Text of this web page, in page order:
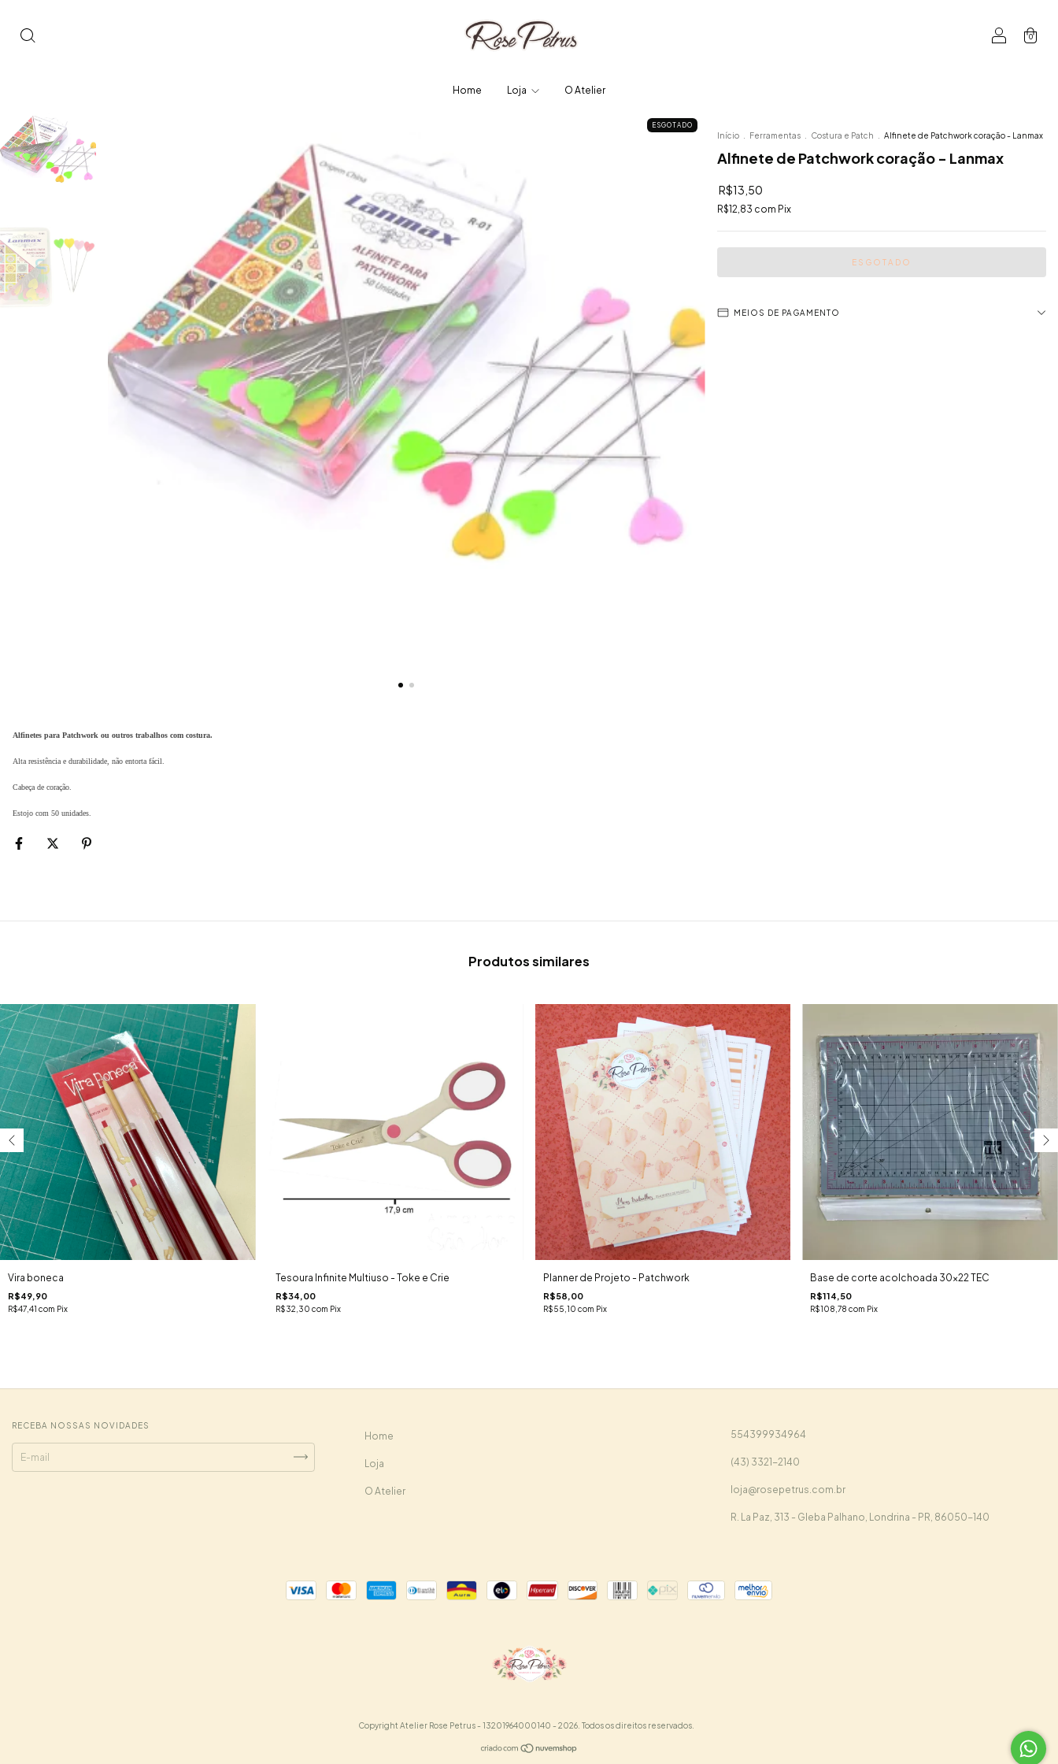
0
Home Loja O Atelier
ESGOTADO
Início Ferramentas Costura e Patch Alfinete de Patchwork coração - Lanmax
Alfinete de Patchwork coração - Lanmax
R$13,50
R$12,83 com Pix
MEIOS DE PAGAMENTO
Alfinetes para Patchwork ou outros trabalhos com costura.
Alta resistência e durabilidade, não entorta fácil.
Cabeça de coração.
Estojo com 50 unidades.
Produtos similares
Vira boneca
R$49,90
R$47,41 com Pix
Tesoura Infinite Multiuso - Toke e Crie
R$34,00
R$32,30 com Pix
Planner de Projeto - Patchwork
R$58,00
R$55,10 com Pix
Base de corte acolchoada 30x22 TEC
R$114,50
R$108,78com Pix
RECEBA NOSSAS NOVIDADES
Home
Loja
O Atelier
554399934964
(43) 3321-2140
loja@rosepetrus.com.br
R. La Paz, 313 - Gleba Palhano, Londrina - PR, 86050-140
Copyright Atelier Rose Petrus - 13201964000140 - 2026. Todos os direitos reservados.